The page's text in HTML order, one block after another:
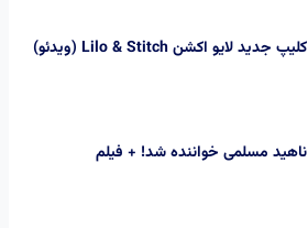
کلیپ جدید لایو اکشن Lilo & Stitch (ویدئو)
ناهید مسلمی خواننده شد! + فیلم